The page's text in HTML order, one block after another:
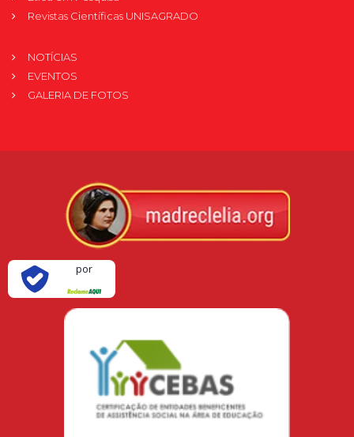
Revistas Científicas UNISAGRADO
NOTÍCIAS
EVENTOS
GALERIA DE FOTOS
por